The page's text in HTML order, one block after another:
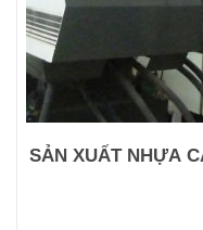
SẢN XUẤT NHỰA